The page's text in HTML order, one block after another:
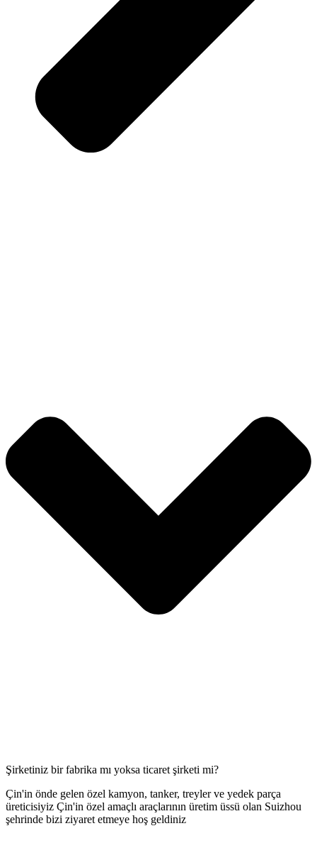
Şirketiniz bir fabrika mı yoksa ticaret şirketi mi?
Çin'in önde gelen özel kamyon, tanker, treyler ve yedek parça
üreticisiyiz Çin'in özel amaçlı araçlarının üretim üssü olan Suizhou
şehrinde bizi ziyaret etmeye hoş geldiniz